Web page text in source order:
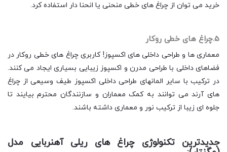
خرید می توان از چراغ های خطی منحنی یا انحنا دار استفاده کرد.
5.چراغ های خطی روکار
معماری ها و طراحی داخلی های اکسپوز! کاربری چراغ های خطی روکار در
فضاهای داخلی با طراحی مدرن و اکسپوز زیبایی بسیاری ایجاد می کنند.
در ترکیب با سایر المانهای طراحی داخلی اکسپوز طیف وسیعی از چراغ
های آرند می توانند به کمک معماران و سازنندگان محترم بیایند تا
جلوه ای زیبا از ترکیب نور و معماری داشته باشند.
جدیدترین تکنولوژی چراغ های ریلی آهنربایی مدل